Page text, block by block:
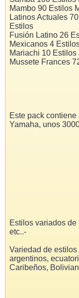
Mambo 90 Estilos
Latinos Actuales
Estilos
Fusión Latino 26
Mexicanos 4
Mariachi 10
Mussete Frances
Este pack
Yamaha, unos
Estilos variados
etc..-
Variedad de
argentinos,
Caribeños,